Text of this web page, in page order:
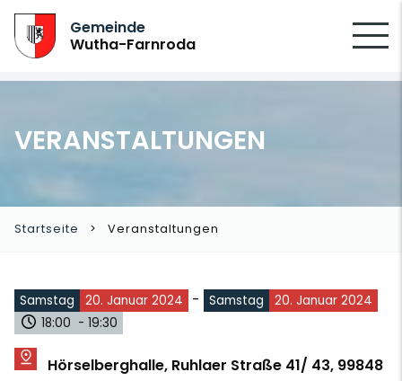
Gemeinde
Wutha-Farnroda
VERANSTALTUNGEN
Startseite Veranstaltungen
Samstag 20. Januar 2024 - Samstag
20. Januar 2024
18:00 - 19:30
Hörselberghalle, Ruhlaer Straße 41/ 43, 99848